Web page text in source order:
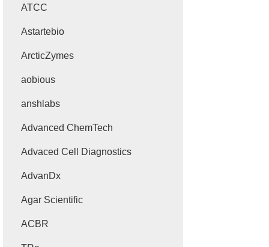
ATCC
Astartebio
ArcticZymes
aobious
anshlabs
Advanced ChemTech
Advaced Cell Diagnostics
AdvanDx
Agar Scientific
ACBR